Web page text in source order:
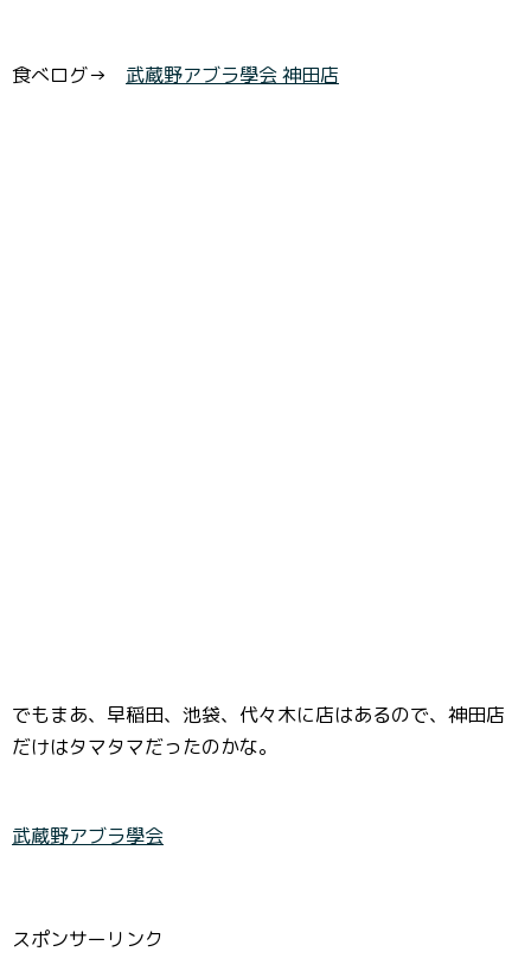
食べログ→ 武蔵野アブラ學会 神田店
でもまあ、早稲田、池袋、代々木に店はあるので、神田店
だけはタマタマだったのかな。
武蔵野アブラ學会
スポンサーリンク